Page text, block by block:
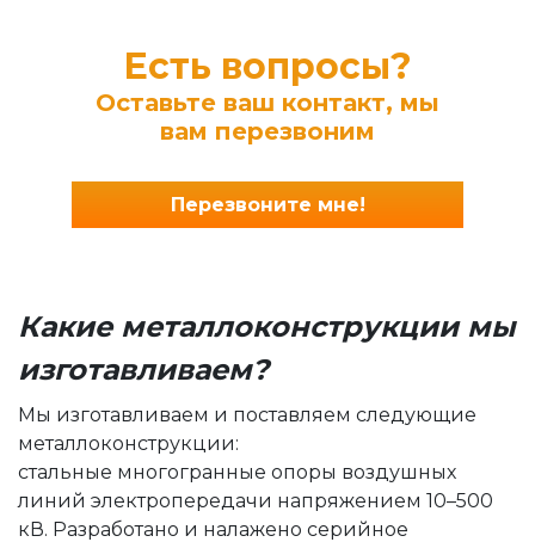
Есть вопросы?
Оставьте ваш контакт, мы
вам перезвоним
Перезвоните мне!
Какие металлоконструкции мы
изготавливаем?
Мы изготавливаем и поставляем следующие
металлоконструкции:
стальные многогранные опоры воздушных
линий электропередачи напряжением 10–500
кВ. Разработано и налажено серийное